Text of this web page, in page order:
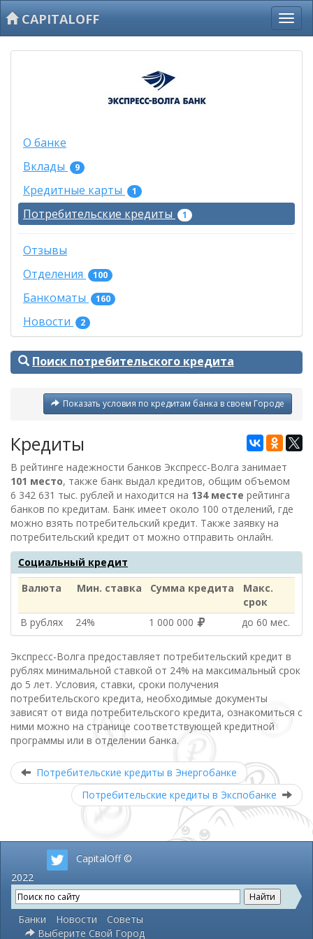
CAPITALOFF
О банке
Вклады
9
Кредитные карты 1
Потребительские кредиты 1
Отзывы
Отделения
100
Банкоматы 160
Новости 2
Поиск потребительского кредита
Показать условия по кредитам банка в своем Городе
Кредиты
В рейтинге надежности банков Экспресс-Волга занимает
101 место, также банк выдал кредитов, общим объемом
6 342 631 тыс. рублей и находится на 134 месте рейтинга
банков по кредитам. Банк имеет около 100 отделений, где
можно взять потребительский кредит. Также заявку на
потребительский кредит от можно отправить онлайн.
Социальный кредит
Валюта
Мин. ставка Сумма кредита
Макс.
срок
В рублях
24% 1 000 000 до 60 мес.
Экспресс-Волга предоставляет потребительский кредит в
рублях минимальной ставкой от 24% на максимальный срок
до 5 лет. Условия, ставки, сроки получения
потребительского кредита, необходимые документы
зависят от вида потребительского кредита, ознакомиться с
ними можно на странице соответствующей кредитной
программы или в отделении банка.
Потребительские кредиты в Энергобанке
Потребительские кредиты в Экспобанке
CapitalOff ©
2022
Банки Новости
Советы
Выберите Свой Город